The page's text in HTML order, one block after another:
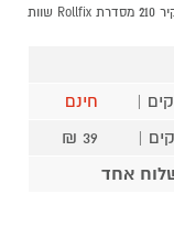
אצלנו, קניות באינטרנט של מייבש כביסה נגלל קיר אל קיר 210 מסדרת Rollfix שוות
חינם
39 ₪